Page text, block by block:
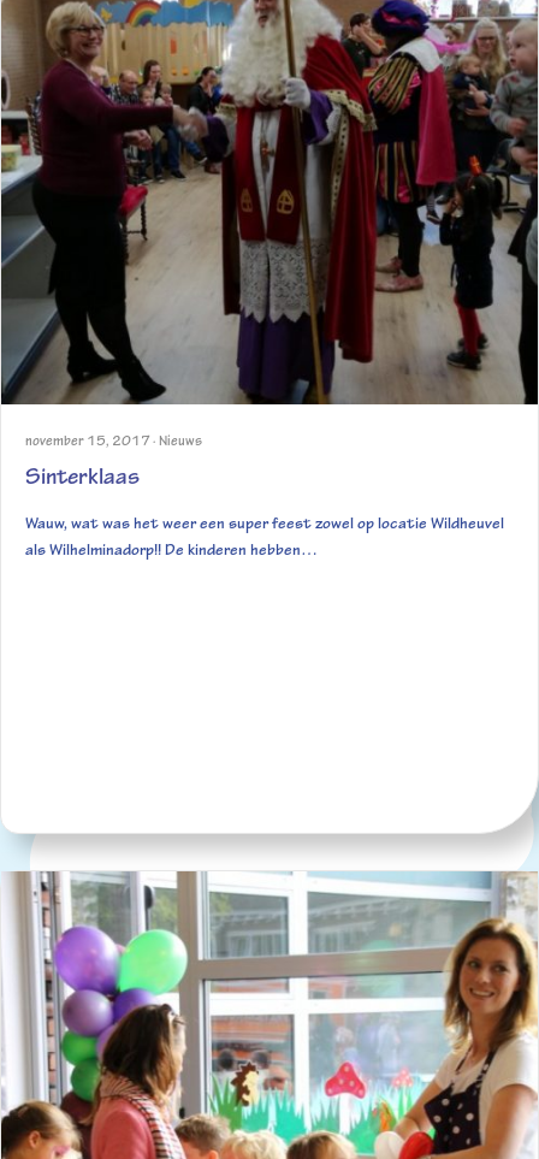
november 15, 2017 · Nieuws
Sinterklaas
Wauw, wat was het weer een super feest zowel op locatie Wildheuvel
als Wilhelminadorp!! De kinderen hebben…